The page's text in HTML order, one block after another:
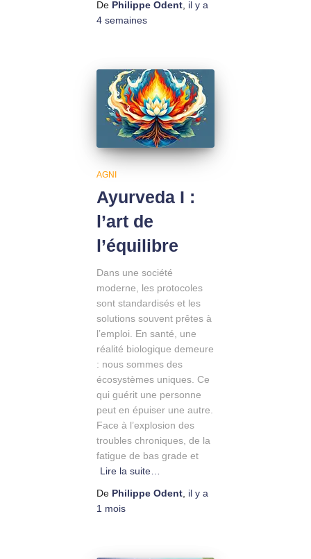
De Philippe Odent, il y a
4 semaines
AGNI
Ayurveda I :
l’art de
l’équilibre
Dans une société
moderne, les protocoles
sont standardisés et les
solutions souvent prêtes à
l’emploi. En santé, une
réalité biologique demeure
: nous sommes des
écosystèmes uniques. Ce
qui guérit une personne
peut en épuiser une autre.
Face à l’explosion des
troubles chroniques, de la
fatigue de bas grade et
Lire la suite…
De Philippe Odent, il y a
1 mois